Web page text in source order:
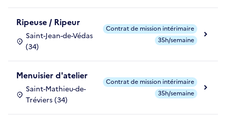
Ripeuse / Ripeur
Saint-Jean-de-Védas
(34)
Contrat de mission intérimaire
35h/semaine
Menuisier d'atelier
Saint-Mathieu-de-
Tréviers (34)
Contrat de mission intérimaire
35h/semaine